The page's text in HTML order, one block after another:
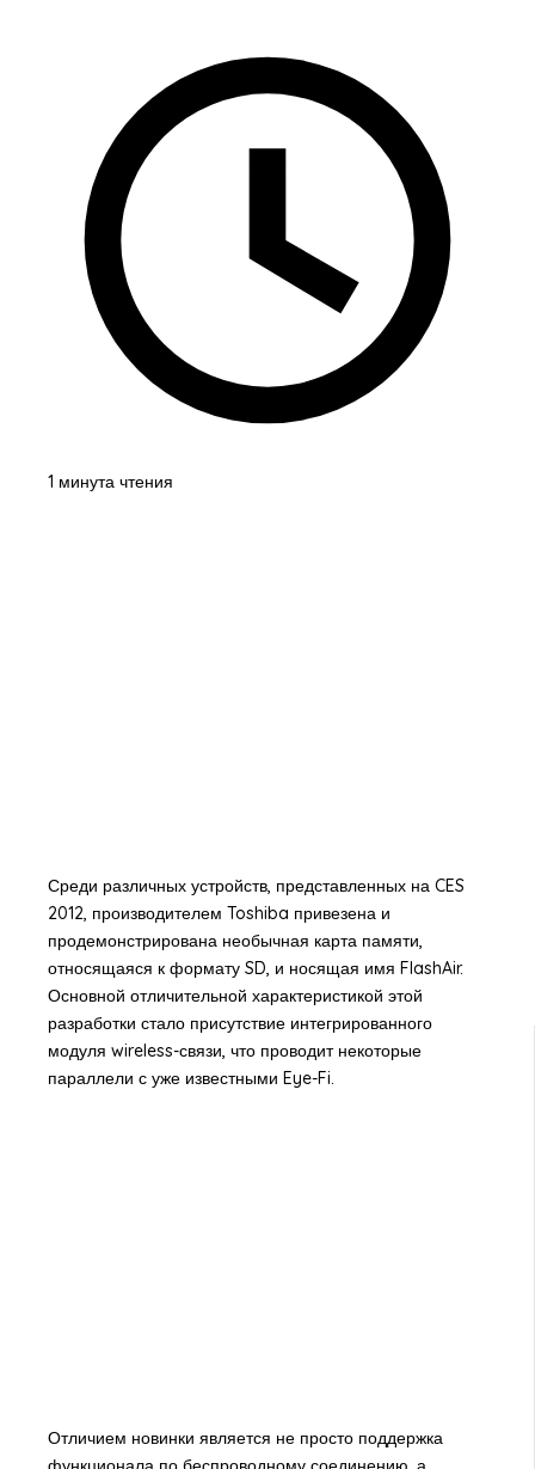
1 минута чтения
Среди различных устройств, представленных на CES
2012, производителем Toshiba привезена и
продемонстрирована необычная карта памяти,
относящаяся к формату SD, и носящая имя FlashAir.
Основной отличительной характеристикой этой
разработки стало присутствие интегрированного
модуля wireless-связи, что проводит некоторые
параллели с уже известными Eye-Fi.
Отличием новинки является не просто поддержка